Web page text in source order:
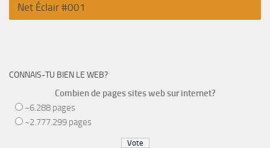
Net Éclair #001
CONNAIS-TU BIEN LE WEB?
Combien de pages sites web sur internet?
~6.288 pages
~2.777.299 pages